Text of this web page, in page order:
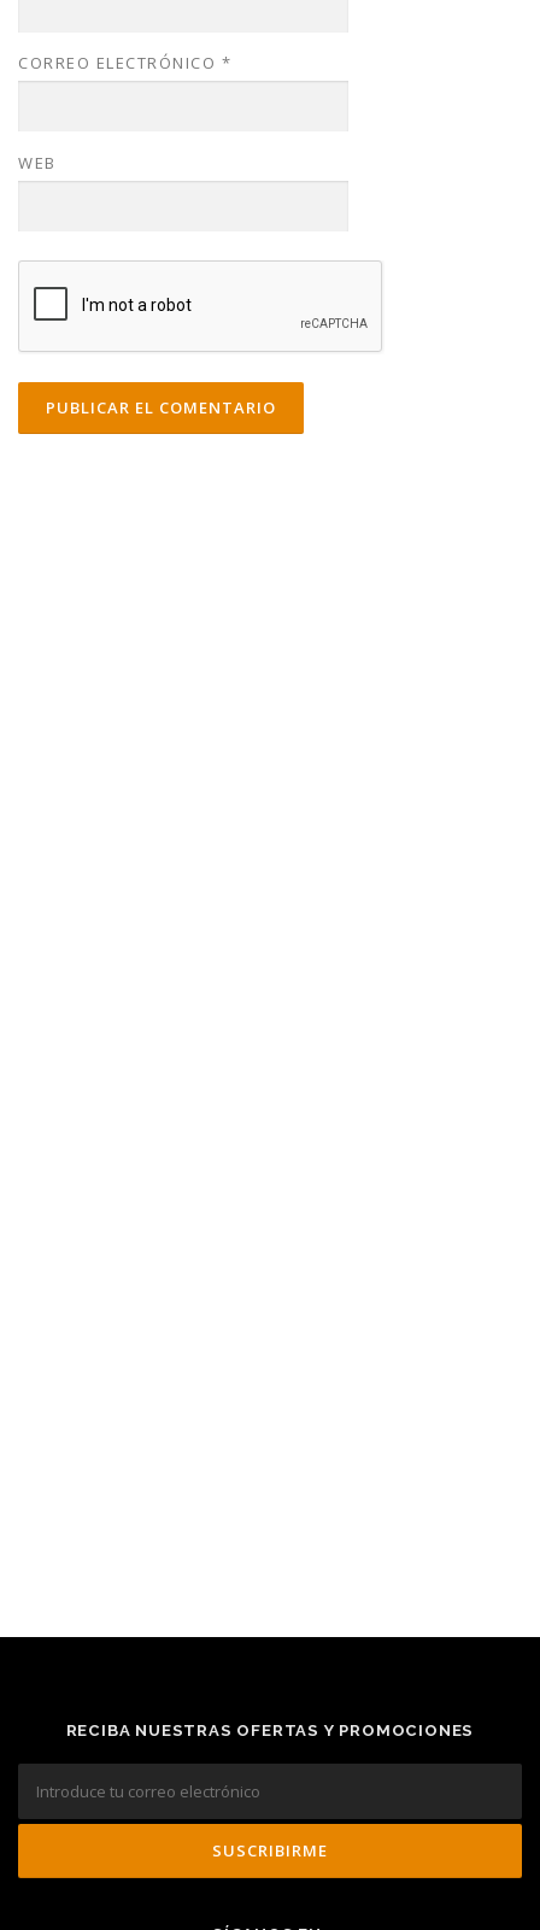
CORREO ELECTRÓNICO *
WEB
RECIBA NUESTRAS OFERTAS Y PROMOCIONES